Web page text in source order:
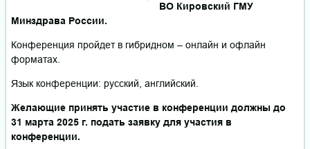
ВО Кировский ГМУ
Минздрава России.
Конференция пройдет в гибридном – онлайн и офлайн
форматах.
Язык конференции: русский, английский.
Желающие принять участие в конференции должны до
31 марта 2025 г. подать заявку для участия в
конференции.